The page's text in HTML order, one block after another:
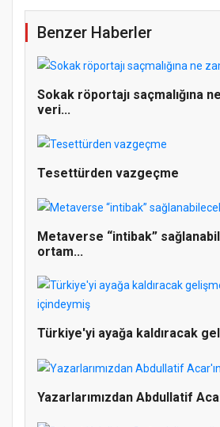
Doğanyol'da Temel Dini
Benzer Haberler
Sokak röportajı saçmalığına
veri...
Tesettürden vazgeçme
Metaverse “intibak”
ortam...
Türkiye'yi ayağa kaldıracak
Yazarlarımızdan Abdullatif